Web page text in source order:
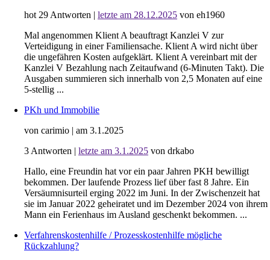
hot 29 Antworten | letzte am 28.12.2025 von eh1960
Mal angenommen Klient A beauftragt Kanzlei V zur
Verteidigung in einer Familiensache. Klient A wird nicht über
die ungefähren Kosten aufgeklärt. Klient A vereinbart mit der
Kanzlei V Bezahlung nach Zeitaufwand (6-Minuten Takt). Die
Ausgaben summieren sich innerhalb von 2,5 Monaten auf eine
5-stellig ...
PKh und Immobilie
von carimio | am 3.1.2025
3 Antworten | letzte am 3.1.2025 von drkabo
Hallo, eine Freundin hat vor ein paar Jahren PKH bewilligt
bekommen. Der laufende Prozess lief über fast 8 Jahre. Ein
Versäumnisurteil erging 2022 im Juni. In der Zwischenzeit hat
sie im Januar 2022 geheiratet und im Dezember 2024 von ihrem
Mann ein Ferienhaus im Ausland geschenkt bekommen. ...
Verfahrenskostenhilfe / Prozesskostenhilfe mögliche
Rückzahlung?